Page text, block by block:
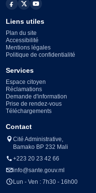
Liens utiles
Plan du site
Accessibilité
Mentions légales
Politique de confidentialité
Services
Espace citoyen
Réclamations
Demande d'information
Prise de rendez-vous
Téléchargements
Contact
Cité Administrative,
Bamako BP 232 Mali
+223 20 23 42 66
info@sante.gouv.ml
Lun - Ven : 7h30 - 16h00